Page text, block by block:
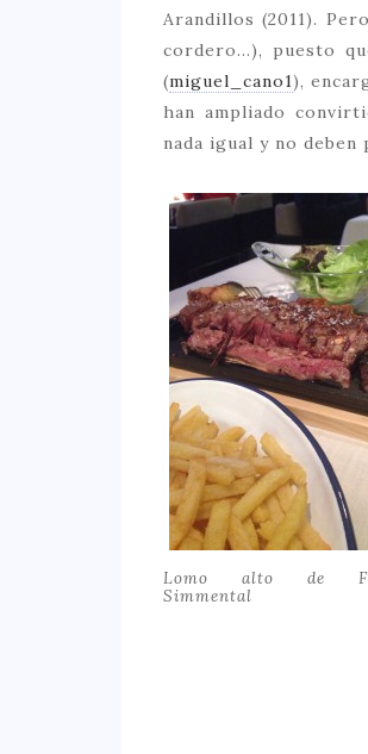
Arandillos (2011).
cordero…), puesto
(miguel_cano1),
han ampliado
nada igual y no
Lomo alto de
Simmental